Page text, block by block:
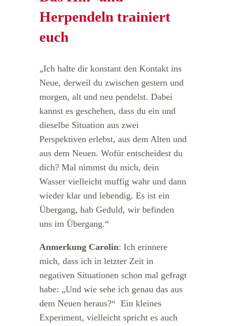
Herpendeln trainiert
euch
„Ich halte dir konstant den Kontakt ins
Neue, derweil du zwischen gestern und
morgen, alt und neu pendelst. Dabei
kannst es geschehen, dass du ein und
dieselbe Situation aus zwei
Perspektiven erlebst, aus dem Alten und
aus dem Neuen. Wofür entscheidest du
dich? Mal nimmst du mich, dein
Wasser vielleicht muffig wahr und dann
wieder klar und lebendig. Es ist ein
Übergang, hab Geduld, wir befinden
uns im Übergang.“
Anmerkung Carolin: Ich erinnere
mich, dass ich in letzter Zeit in
negativen Situationen schon mal gefragt
habe: „Und wie sehe ich genau das aus
dem Neuen heraus?“ Ein kleines
Experiment, vielleicht spricht es auch